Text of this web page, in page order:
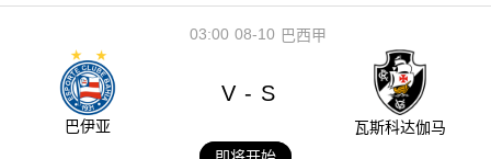
08-10
03:00 巴西甲
巴伊亚
V - S
瓦斯科达伽马